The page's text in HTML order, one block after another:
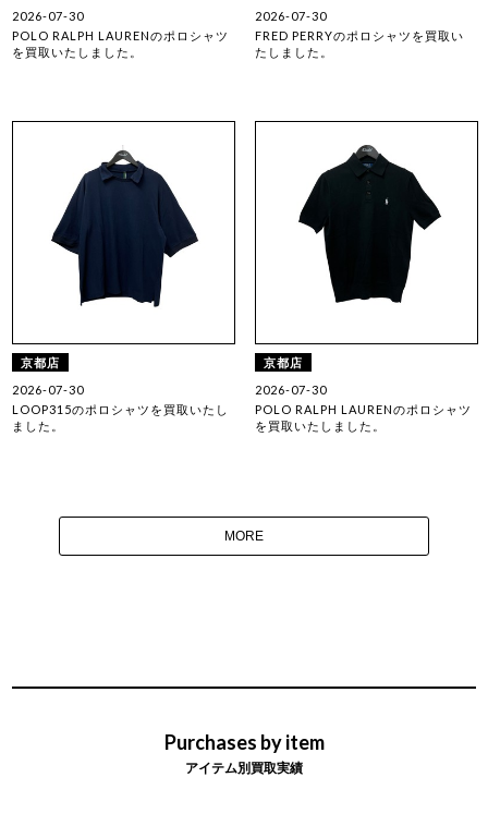
2026-07-30
POLO RALPH LAURENのポロシャツ
を買取いたしました。
2026-07-30
FRED PERRYのポロシャツを買取い
たしました。
京都店
2026-07-30
LOOP315のポロシャツを買取いたし
ました。
京都店
2026-07-30
POLO RALPH LAURENのポロシャツ
を買取いたしました。
MORE
Purchases by item
アイテム別買取実績